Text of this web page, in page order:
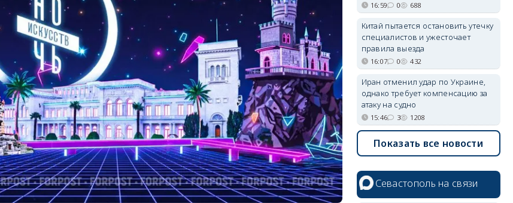
16:59 0 688
Китай пытается остановить утечку
специалистов и ужесточает
правила выезда
16:07 0 432
Иран отменил удар по Украине,
однако требует компенсацию за
атаку на судно
15:46 3 1208
Показать все новости
Севастополь на связи